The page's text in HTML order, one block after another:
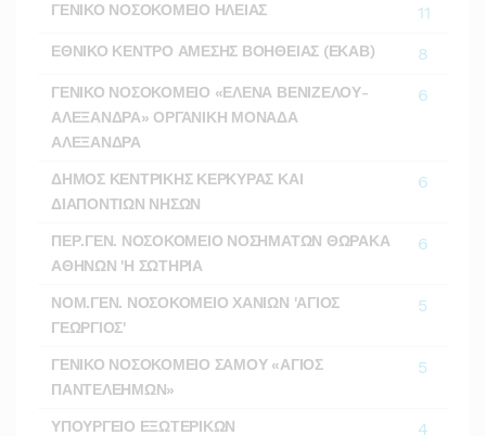
ΓΕΝΙΚΟ ΝΟΣΟΚΟΜΕΙΟ ΗΛΕΙΑΣ 11
ΕΘΝΙΚΟ ΚΕΝΤΡΟ ΑΜΕΣΗΣ ΒΟΗΘΕΙΑΣ (ΕΚΑΒ) 8
ΓΕΝΙΚΟ ΝΟΣΟΚΟΜΕΙΟ «ΕΛΕΝΑ ΒΕΝΙΖΕΛΟΥ-
ΑΛΕΞΑΝΔΡΑ» ΟΡΓΑΝΙΚΗ ΜΟΝΑΔΑ
ΑΛΕΞΑΝΔΡΑ
6
ΔΗΜΟΣ ΚΕΝΤΡΙΚΗΣ ΚΕΡΚΥΡΑΣ ΚΑΙ
ΔΙΑΠΟΝΤΙΩΝ ΝΗΣΩΝ
6
ΠΕΡ.ΓΕΝ. ΝΟΣΟΚΟΜΕΙΟ ΝΟΣΗΜΑΤΩΝ ΘΩΡΑΚΑ
ΑΘΗΝΩΝ 'Η ΣΩΤΗΡΙΑ
6
ΝΟΜ.ΓΕΝ. ΝΟΣΟΚΟΜΕΙΟ ΧΑΝΙΩΝ 'ΑΓΙΟΣ
ΓΕΩΡΓΙΟΣ'
5
ΓΕΝΙΚΟ ΝΟΣΟΚΟΜΕΙΟ ΣΑΜΟΥ «ΑΓΙΟΣ
ΠΑΝΤΕΛΕΗΜΩΝ»
5
ΥΠΟΥΡΓΕΙΟ ΕΞΩΤΕΡΙΚΩΝ 4